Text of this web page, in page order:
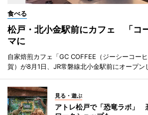
食べる
松戸・北小金駅前にカフェ 「コ
マに
自家焙煎カフェ「GC COFFEE（ジーシーコー
賀）が8月1日、JR常磐線北小金駅前にオープン
見る・遊ぶ
アトレ松戸で「恐竜ラボ」